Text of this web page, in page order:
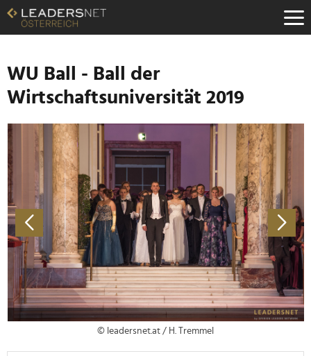
Zum
Inhalt
Zur
Navigation
Zur
Hauptnavigation
WU Ball - Ball der
Wirtschaftsuniversität 2019
© leadersnet.at / H. Tremmel